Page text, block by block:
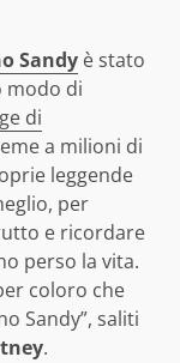
Sandy è stato
modo di
di
a milioni di
leggende
per
e ricordare
perso la vita.
coloro che
Sandy”, saliti
.